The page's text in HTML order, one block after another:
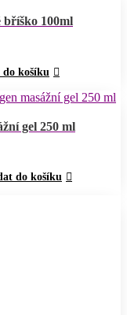
bříško 100ml
košíku
gel 250 ml
do košíku